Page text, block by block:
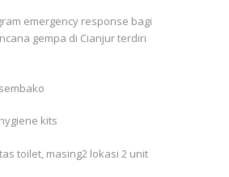
emergency response bagi
gempa di Cianjur terdiri
kits
toilet, masing2 lokasi 2 unit